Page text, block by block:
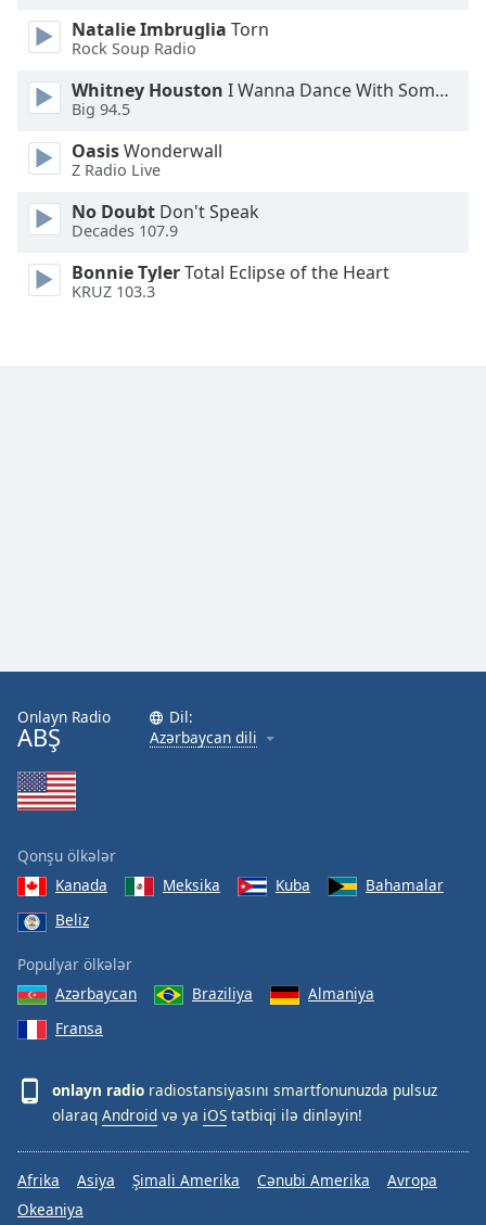
Style
Font
Family
Natalie Imbruglia Torn
Rock Soup Radio
Whitney Houston I Wanna Dance With Somebody
Big 94.5
OasisWonderwall
Z Radio Live
No Doubt Don't Speak
Decades 107.9
Bonnie TylerTotal Eclipse of the Heart
KRUZ 103.3
Onlayn Radio
ABŞ
Dil:
Azərbaycan dili
Qonşu ölkələr
Kanada
Meksika Kuba
Bahamalar
Beliz
Populyar ölkələr
Azərbaycan
Braziliya
Almaniya
Fransa
onlayn radio radiostansiyasını smartfonunuzda pulsuz
olaraq Android və ya iOS tətbiqi ilə dinləyin!
Afrika Asiya Şimali Amerika Cənubi Amerika
Avropa
Okeaniya